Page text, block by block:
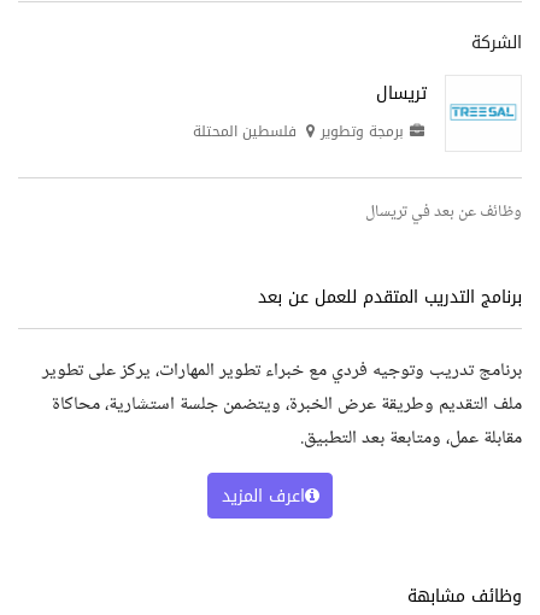
الشركة
تريسال
برمجة وتطوير فلسطين المحتلة
وظائف عن بعد في تريسال
برنامج التدريب المتقدم للعمل عن بعد
برنامج تدريب وتوجيه فردي مع خبراء تطوير المهارات، يركز على تطوير
ملف التقديم وطريقة عرض الخبرة، ويتضمن جلسة استشارية، محاكاة
مقابلة عمل، ومتابعة بعد التطبيق.
اعرف المزيد
وظائف مشابهة